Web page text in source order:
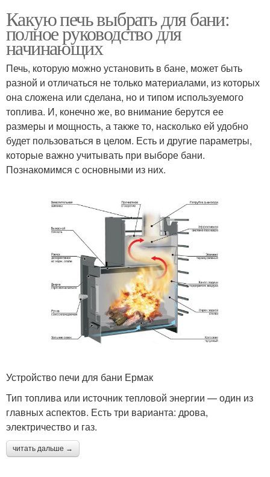
Какую печь выбрать для бани:
полное руководство для
начинающих
Печь, которую можно установить в бане, может быть
разной и отличаться не только материалами, из которых
она сложена или сделана, но и типом используемого
топлива. И, конечно же, во внимание берутся ее
размеры и мощность, а также то, насколько ей удобно
будет пользоваться в целом. Есть и другие параметры,
которые важно учитывать при выборе бани.
Познакомимся с основными из них.
Устройство печи для бани Ермак
Тип топлива или источник тепловой энергии — один из
главных аспектов. Есть три варианта: дрова,
электричество и газ.
читать дальше →